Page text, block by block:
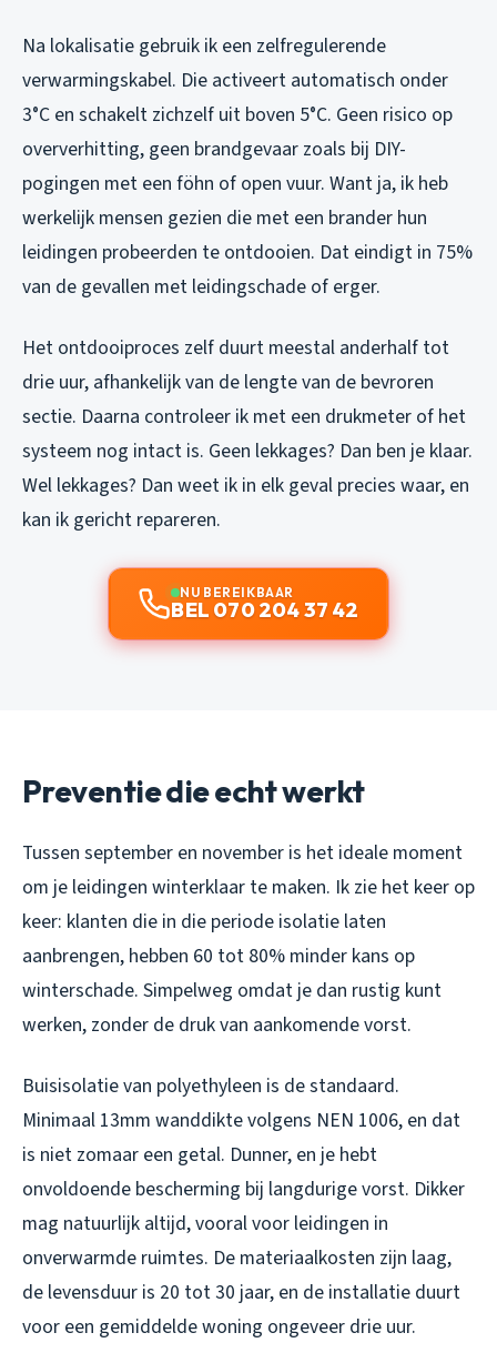
Na lokalisatie gebruik ik een zelfregulerende
verwarmingskabel. Die activeert automatisch onder
3°C en schakelt zichzelf uit boven 5°C. Geen risico op
oververhitting, geen brandgevaar zoals bij DIY-
pogingen met een föhn of open vuur. Want ja, ik heb
werkelijk mensen gezien die met een brander hun
leidingen probeerden te ontdooien. Dat eindigt in 75%
van de gevallen met leidingschade of erger.
Het ontdooiproces zelf duurt meestal anderhalf tot
drie uur, afhankelijk van de lengte van de bevroren
sectie. Daarna controleer ik met een drukmeter of het
systeem nog intact is. Geen lekkages? Dan ben je klaar.
Wel lekkages? Dan weet ik in elk geval precies waar, en
kan ik gericht repareren.
NU BEREIKBAAR
BEL 070 204 37 42
Preventie die echt werkt
Tussen september en november is het ideale moment
om je leidingen winterklaar te maken. Ik zie het keer op
keer: klanten die in die periode isolatie laten
aanbrengen, hebben 60 tot 80% minder kans op
winterschade. Simpelweg omdat je dan rustig kunt
werken, zonder de druk van aankomende vorst.
Buisisolatie van polyethyleen is de standaard.
Minimaal 13mm wanddikte volgens NEN 1006, en dat
is niet zomaar een getal. Dunner, en je hebt
onvoldoende bescherming bij langdurige vorst. Dikker
mag natuurlijk altijd, vooral voor leidingen in
onverwarmde ruimtes. De materiaalkosten zijn laag,
de levensduur is 20 tot 30 jaar, en de installatie duurt
voor een gemiddelde woning ongeveer drie uur.